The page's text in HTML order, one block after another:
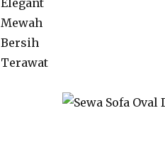
Mewah
Bersih
Terawat